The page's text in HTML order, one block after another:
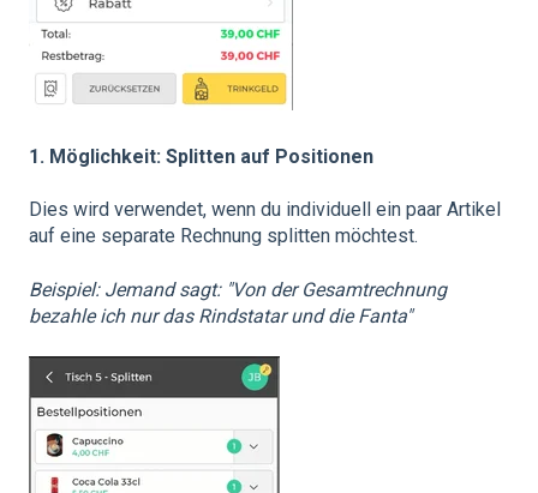
1. Möglichkeit: Splitten auf Positionen
Dies wird verwendet, wenn du individuell ein paar Artikel
auf eine separate Rechnung splitten möchtest.
Beispiel: Jemand sagt: "Von der Gesamtrechnung
bezahle ich nur das Rindstatar und die Fanta"